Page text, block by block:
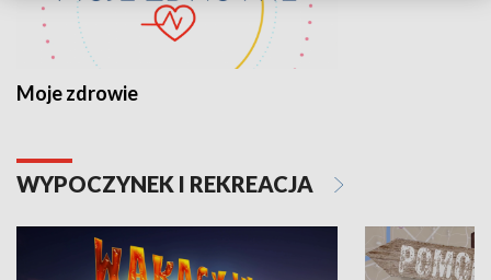
Moje zdrowie
WYPOCZYNEK I REKREACJA